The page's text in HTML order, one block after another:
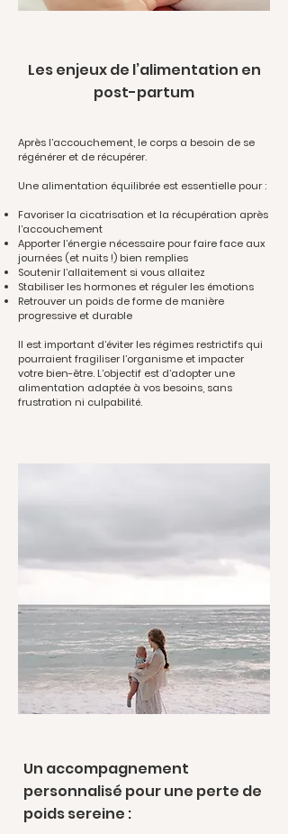
Les enjeux de l’alimentation en
post-partum
Après l’accouchement, le corps a besoin de se
régénérer et de récupérer.
Une alimentation équilibrée est essentielle pour :
Favoriser la cicatrisation et la récupération après
l’accouchement
Apporter l’énergie nécessaire pour faire face aux
journées (et nuits !) bien remplies
Soutenir l’allaitement si vous allaitez
Stabiliser les hormones et réguler les émotions
Retrouver un poids de forme de manière
progressive et durable
Il est important d’éviter les régimes restrictifs qui
pourraient fragiliser l’organisme et impacter
votre bien-être. L’objectif est d’adopter une
alimentation adaptée à vos besoins, sans
frustration ni culpabilité.
Un accompagnement
personnalisé pour une perte de
poids sereine :